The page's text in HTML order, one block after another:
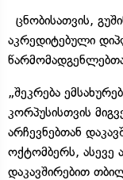
ცნობისათვის,
აკრედიტებული
„შეკრება
კორპუსისთვის
არჩევნებთან
ოქტომბერს, ასევე
დაკავშირებით